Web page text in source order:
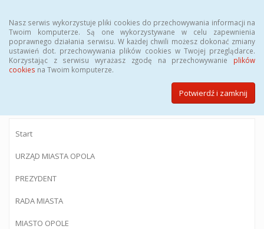
Nasz serwis wykorzystuje pliki cookies do przechowywania informacji na
Twoim komputerze. Są one wykorzystywane w celu zapewnienia
poprawnego działania serwisu. W każdej chwili możesz dokonać zmiany
ustawień dot. przechowywania plików cookies w Twojej przeglądarce.
Korzystając z serwisu wyrażasz zgodę na przechowywanie plików
cookies na Twoim komputerze.
Potwierdź i zamknij
BIULETYN INFORMACJI PUBLICZNEJ
Urzędu Miasta Opola
Start
URZĄD MIASTA OPOLA
PREZYDENT
RADA MIASTA
MIASTO OPOLE